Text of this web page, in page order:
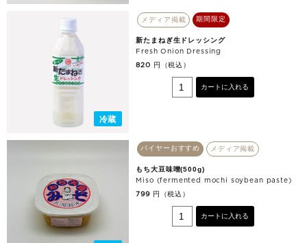
冷蔵
メディア掲載 期間限定
新たまねぎ生ドレッシング
Fresh Onion Dressing
820 円（税込）
カートに入れる
バイヤーおすすめ メディア掲載
もち大豆味噌(500g)
Miso (fermented mochi soybean paste)
799 円（税込）
カートに入れる